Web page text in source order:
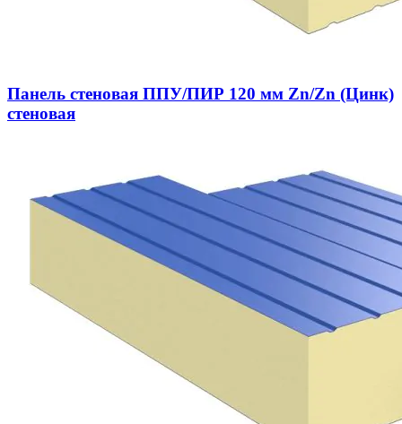
Панель стеновая ППУ/ПИР 120 мм Zn/Zn (Цинк)
стеновая